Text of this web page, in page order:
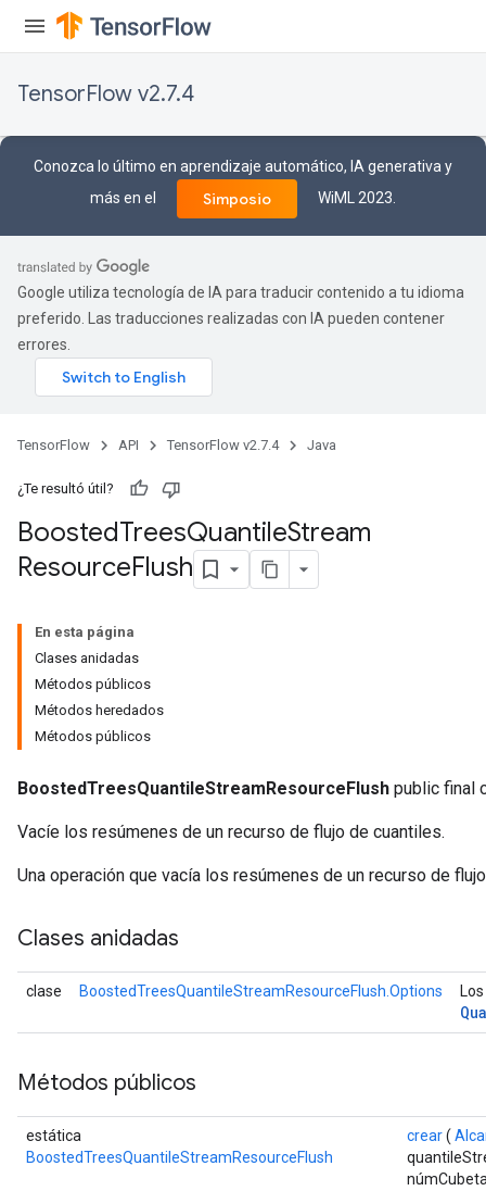
TensorFlow v2.7.4
Conozca lo último en aprendizaje automático, IA generativa y
más en el
Simposio WiML 2023.
Google utiliza tecnología de IA para traducir contenido a tu idioma
preferido. Las traducciones realizadas con IA pueden contener
errores.
TensorFlow API TensorFlow v2.7.4 Java
¿Te resultó útil?
BoostedTreesQuantileStream
ResourceFlush
En esta página
Clases anidadas
Métodos públicos
Métodos heredados
Métodos públicos
BoostedTreesQuantileStreamResourceFlush public final
Vacíe los resúmenes de un recurso de flujo de cuantiles.
Una operación que vacía los resúmenes de un recurso de
Clases anidadas
clase BoostedTreesQuantileStreamResourceFlush.Options
Métodos públicos
estática
BoostedTreesQuantileStreamResourceFlush
crear(